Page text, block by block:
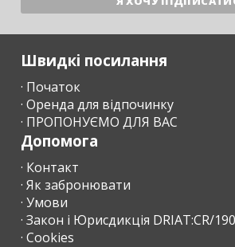
Швидкі посилання
· Початок
· Оренда для відпочинку
· ПРОПОНУЄМО ДЛЯ ВАС
Допомога
· Контакт
· Як забронювати
· Умови
· Закон і Юрисдикція DRIAT:CR/
· Cookies